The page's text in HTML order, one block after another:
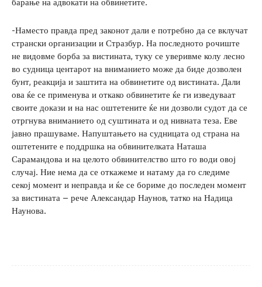
барање на адвокати на обвинетите.
-Наместо правда пред законот дали е потребно да се вклучат
странски организации и Стразбур. На последното рочиште
не видовме борба за вистината, туку се уверивме колу лесно
во судница центарот на вниманието може да биде дозволен
бунт, реакција и заштита на обвинетите од вистината. Дали
ова ќе се применува и откако обвинетите ќе ги изведуваат
своите докази и на нас оштетените ќе ни дозволи судот да се
отргнува вниманието од суштината и од нивната теза. Еве
јавно прашуваме. Напуштањето на судницата од страна на
оштетените е поддршка на обвинителката Наташа
Сарамандова и на целото обвинителство што го води овој
случај. Ние нема да се откажеме и натаму да го следиме
секој момент и неправда и ќе се бориме до последен момент
за вистината – рече Александар Наунов, татко на Надица
Наунова.